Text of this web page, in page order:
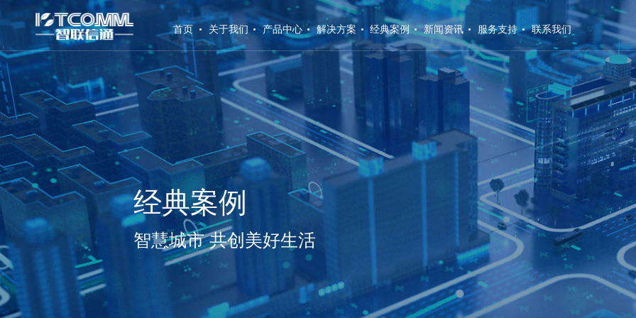
首页
(current)
关于我们
产品中心 解决方案 经典案例 新闻资讯 服务支持 联系我们
经典案例
智慧城市 共创美好生活